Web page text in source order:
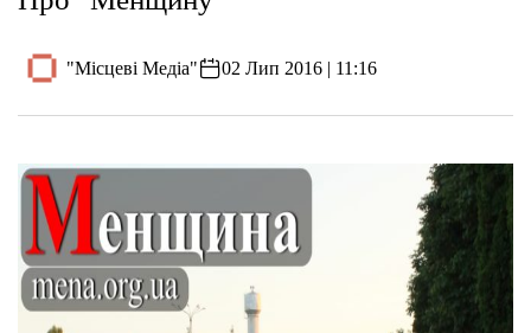
Тексти
Публікації
Про нас
"Місцеві Медіа" 02 Лип 2016 | 11:16